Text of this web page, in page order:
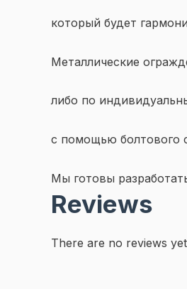
который будет
Металлические
либо по
с помощью болтового
Мы готовы
Reviews
There are no reviews